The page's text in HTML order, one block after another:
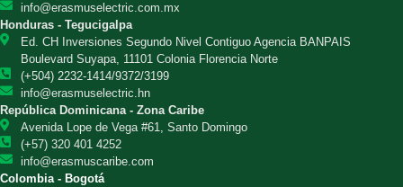
info@erasmuselectric.com.mx
Honduras - Tegucigalpa
Ed. CH Inversiones Segundo Nivel Contiguo Agencia BANPAIS
Boulevard Suyapa, 11101 Colonia Florencia Norte
(+504) 2232-1414/9372/3199
info@erasmuselectric.hn
República Dominicana - Zona Caribe
Avenida Lope de Vega #61, Santo Domingo
(+57) 320 401 4252
info@erasmuscaribe.com
Colombia - Bogotá